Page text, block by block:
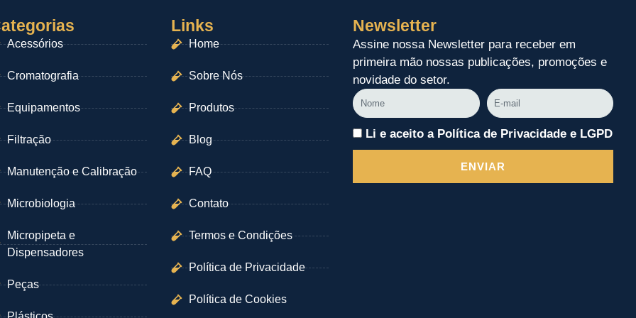
Acessórios
Cromatografia
Equipamentos
Filtração
Manutenção e Calibração
Microbiologia
Micropipeta e
Dispensadores
Peças
Links
Home
Sobre Nós
Produtos
Blog
FAQ
Contato
Termos e Condições
Política de Privacidade
Política de Cookies
Newsletter
Assine nossa Newsletter para receber em
primeira mão nossas publicações, promoções e
novidade do setor.
Nome
E-
mail
Li e aceito a Política de Privacidade e LGPD
ENVIAR